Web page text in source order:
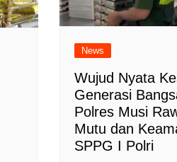
News
Wujud Nyata
Generasi
Polres Musi
Mutu dan
SPPG I Polri